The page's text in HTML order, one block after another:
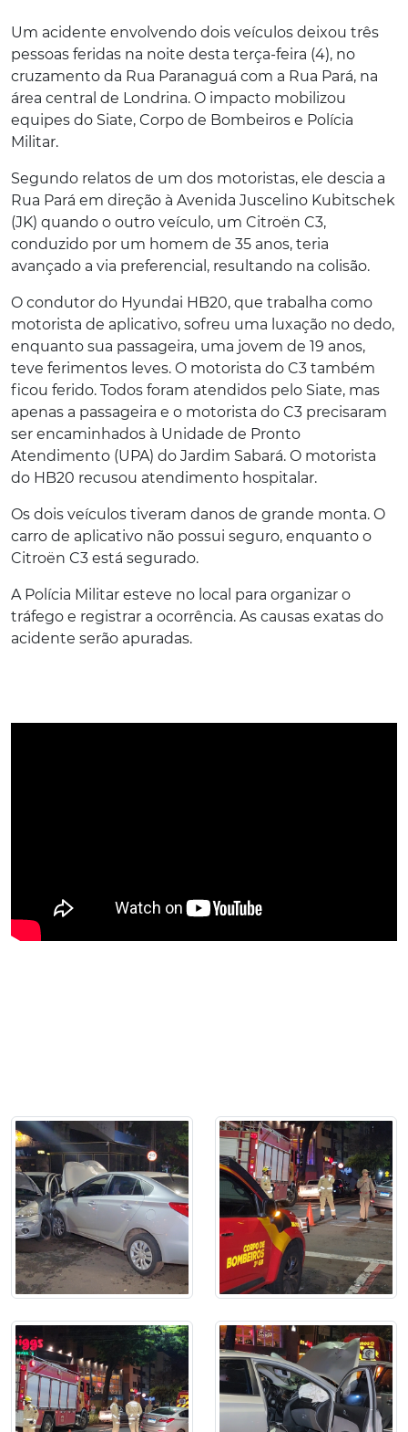
Um acidente envolvendo dois veículos deixou três
pessoas feridas na noite desta terça-feira (4), no
cruzamento da Rua Paranaguá com a Rua Pará, na
área central de Londrina. O impacto mobilizou
equipes do Siate, Corpo de Bombeiros e Polícia
Militar.
Segundo relatos de um dos motoristas, ele descia a
Rua Pará em direção à Avenida Juscelino Kubitschek
(JK) quando o outro veículo, um Citroën C3,
conduzido por um homem de 35 anos, teria
avançado a via preferencial, resultando na colisão.
O condutor do Hyundai HB20, que trabalha como
motorista de aplicativo, sofreu uma luxação no dedo,
enquanto sua passageira, uma jovem de 19 anos,
teve ferimentos leves. O motorista do C3 também
ficou ferido. Todos foram atendidos pelo Siate, mas
apenas a passageira e o motorista do C3 precisaram
ser encaminhados à Unidade de Pronto
Atendimento (UPA) do Jardim Sabará. O motorista
do HB20 recusou atendimento hospitalar.
Os dois veículos tiveram danos de grande monta. O
carro de aplicativo não possui seguro, enquanto o
Citroën C3 está segurado.
A Polícia Militar esteve no local para organizar o
tráfego e registrar a ocorrência. As causas exatas do
acidente serão apuradas.